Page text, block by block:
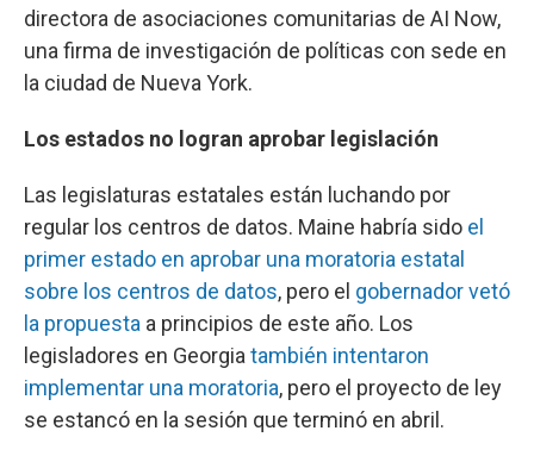
directora de asociaciones comunitarias de AI Now,
una firma de investigación de políticas con sede en
la ciudad de Nueva York.
Los estados no logran aprobar legislación
Las legislaturas estatales están luchando por
regular los centros de datos. Maine habría sido el
primer estado en aprobar una moratoria estatal
sobre los centros de datos, pero el gobernador vetó
la propuesta a principios de este año. Los
legisladores en Georgia también intentaron
implementar una moratoria, pero el proyecto de ley
se estancó en la sesión que terminó en abril.